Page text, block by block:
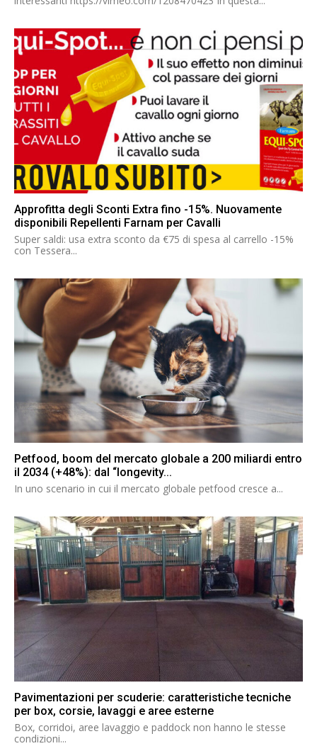
Approfitta degli Sconti Extra fino -15%. Nuovamente
disponibili Repellenti Farnam per Cavalli
Super saldi: usa extra sconto da €75 di spesa al carrello -15%
con Tessera...
Petfood, boom del mercato globale a 200 miliardi entro
il 2034 (+48%): dal “longevity...
In uno scenario in cui il mercato globale petfood cresce a...
Pavimentazioni per scuderie: caratteristiche tecniche
per box, corsie, lavaggi e aree esterne
Box, corridoi, aree lavaggio e paddock non hanno le stesse
condizioni...